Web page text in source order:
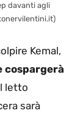
davanti agli
Kemal,
cospargerà
letto
sarà